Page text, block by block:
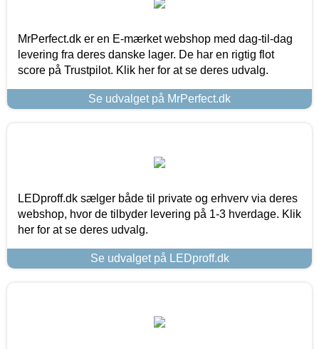
MrPerfect.dk er en E-mærket webshop med dag-til-dag
levering fra deres danske lager. De har en rigtig flot
score på Trustpilot. Klik her for at se deres udvalg.
Se udvalget på MrPerfect.dk
LEDproff.dk sælger både til private og erhverv via deres
webshop, hvor de tilbyder levering på 1-3 hverdage. Klik
her for at se deres udvalg.
Se udvalget på LEDproff.dk